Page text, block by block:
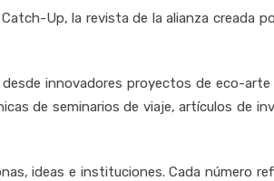
Up, la revista de la alianza creada
innovadores proyectos de eco-
de seminarios de viaje, artículos de
ideas e instituciones. Cada número